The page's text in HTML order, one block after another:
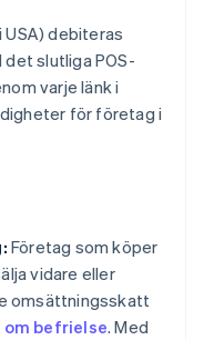
debiteras
slutliga POS-
varje länk i
för företag i
Företag som köper
vidare eller
omsättningsskatt
befrielse. Med